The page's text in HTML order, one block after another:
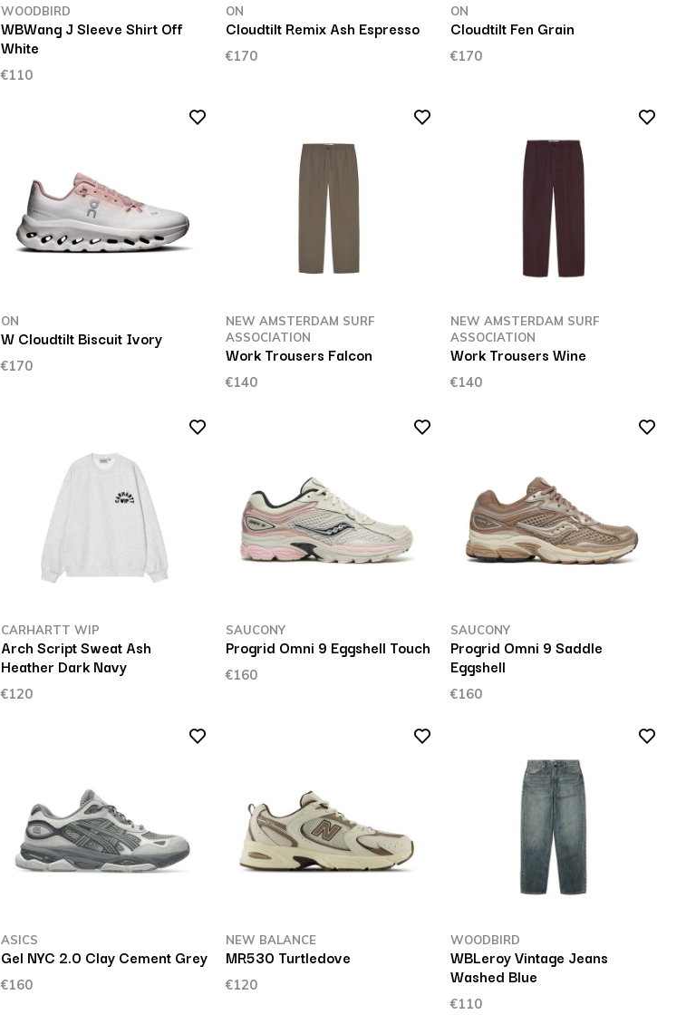
WOODBIRD
WBWang J Sleeve Shirt Off
White
€110
ON
Cloudtilt Remix Ash Espresso
€170
ON
Cloudtilt Fen Grain
€170
ON
W Cloudtilt Biscuit Ivory
€170
NEW AMSTERDAM SURF
ASSOCIATION
Work Trousers Falcon
€140
NEW AMSTERDAM SURF
ASSOCIATION
Work Trousers Wine
€140
CARHARTT WIP
Arch Script Sweat Ash
Heather Dark Navy
€120
SAUCONY
Progrid Omni 9 Eggshell Touch
€160
SAUCONY
Progrid Omni 9 Saddle
Eggshell
€160
ASICS
Gel NYC 2.0 Clay Cement Grey
€160
NEW BALANCE
MR530 Turtledove
€120
WOODBIRD
WBLeroy Vintage Jeans
Washed Blue
€110